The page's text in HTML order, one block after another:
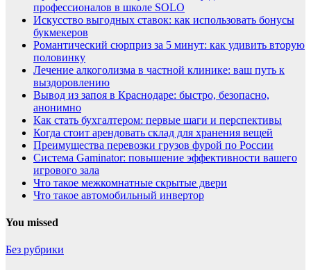
профессионалов в школе SOLO
Искусство выгодных ставок: как использовать бонусы
букмекеров
Романтический сюрприз за 5 минут: как удивить вторую
половинку
Лечение алкоголизма в частной клинике: ваш путь к
выздоровлению
Вывод из запоя в Краснодаре: быстро, безопасно,
анонимно
Как стать бухгалтером: первые шаги и перспективы
Когда стоит арендовать склад для хранения вещей
Преимущества перевозки грузов фурой по России
Система Gaminator: повышение эффективности вашего
игрового зала
Что такое межкомнатные скрытые двери
Что такое автомобильный инвертор
You missed
Без рубрики